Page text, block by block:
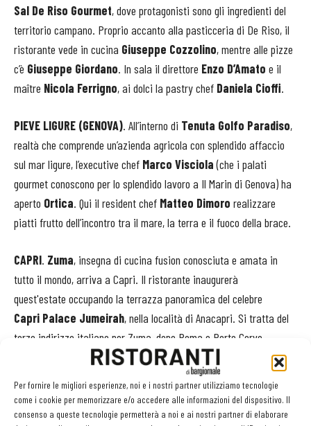
Per fornire le migliori esperienze, noi e i nostri partner utilizziamo tecnologie
come i cookie per memorizzare e/o accedere alle informazioni del dispositivo. Il
consenso a queste tecnologie permetterà a noi e ai nostri partner di elaborare
Sal De Riso Gourmet, dove protagonisti sono gli ingredienti del
territorio campano. Proprio accanto alla pasticceria di De Riso, il
ristorante vede in cucina Giuseppe Cozzolino, mentre alle pizze
c’è Giuseppe Giordano. In sala il direttore Enzo D’Amato e il
maître Nicola Ferrigno, ai dolci la pastry chef Daniela Cioffi.
PIEVE LIGURE (GENOVA). All’interno di Tenuta Golfo Paradiso,
realtà che comprende un’azienda agricola con splendido affaccio
sul mar ligure, l’executive chef Marco Visciola(che i palati
gourmet conoscono per lo splendido lavoro a Il Marin di Genova) ha
aperto Ortica. Qui il resident chef Matteo Dimoro realizzare
piatti frutto dell’incontro tra il mare, la terra e il fuoco della brace.
CAPRI. Zuma, insegna di cucina fusion conosciuta e amata in
tutto il mondo, arriva a Capri. Il ristorante inaugurerà
quest'estate occupando la terrazza panoramica del celebre
Capri Palace Jumeirah, nella località di Anacapri. Si tratta del
terzo indirizzo italiano per Zuma, dopo Roma e Porto Cervo.
VENEZIA. Cambio alloSplendid Venice - Starhotels